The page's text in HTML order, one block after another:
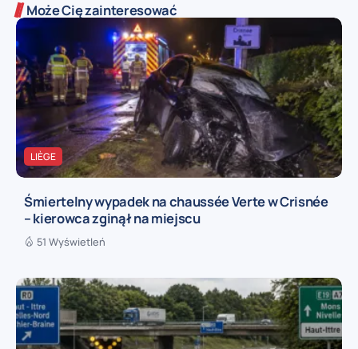
Może Cię zainteresować
LIÈGE
Śmiertelny wypadek na chaussée Verte w Crisnée
– kierowca zginął na miejscu
51 Wyświetleń